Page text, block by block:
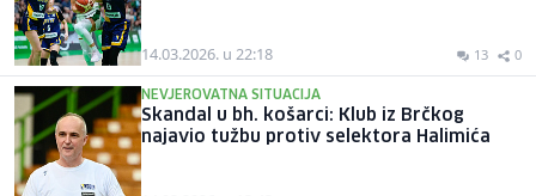
14.03.2026. u 22:18 13 0
NEVJEROVATNA SITUACIJA
Skandal u bh. košarci: Klub iz Brčkog
najavio tužbu protiv selektora Halimića